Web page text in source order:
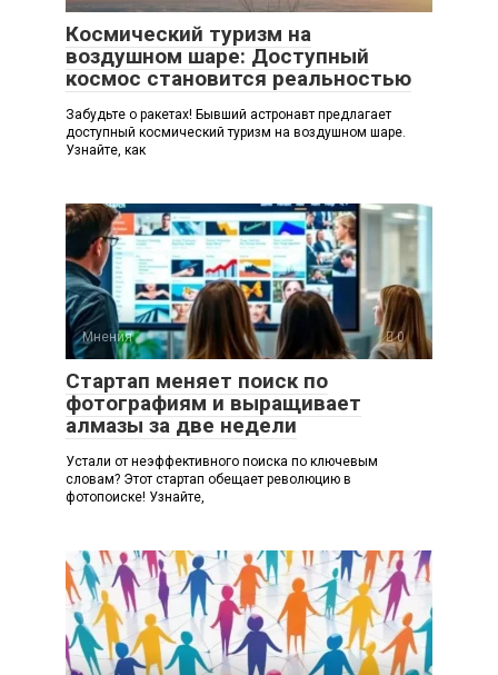
Космический туризм на
воздушном шаре: Доступный
космос становится реальностью
Забудьте о ракетах! Бывший астронавт предлагает
доступный космический туризм на воздушном шаре.
Узнайте, как
Мнения 0
Стартап меняет поиск по
фотографиям и выращивает
алмазы за две недели
Устали от неэффективного поиска по ключевым
словам? Этот стартап обещает революцию в
фотопоиске! Узнайте,